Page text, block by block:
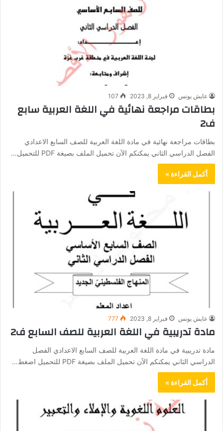
عايش يونس فبراير 8, 2023 107
بطاقات مراجعة نهائية في اللغة العربية سابع
ف2
بطاقات مراجعة نهائية في مادة اللغة العربية للصف السابع الاعدادي
الفصل الدراسي الثاني يمكنكم الآن تحميل الملف بصيغة PDF للتحميل…
أكمل القراءة »
عايش يونس فبراير 8, 2023 777
مادة تدريبية في اللغة العربية للصف السابع ف2
مادة تدريبية في مادة اللغة العربية للصف السابع الاعدادي الفصل
الدراسي الثاني يمكنكم الآن تحميل الملف بصيغة PDF للتحميل اضغط…
أكمل القراءة »